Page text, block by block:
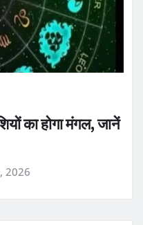
का होगा मंगल, जानें
2026